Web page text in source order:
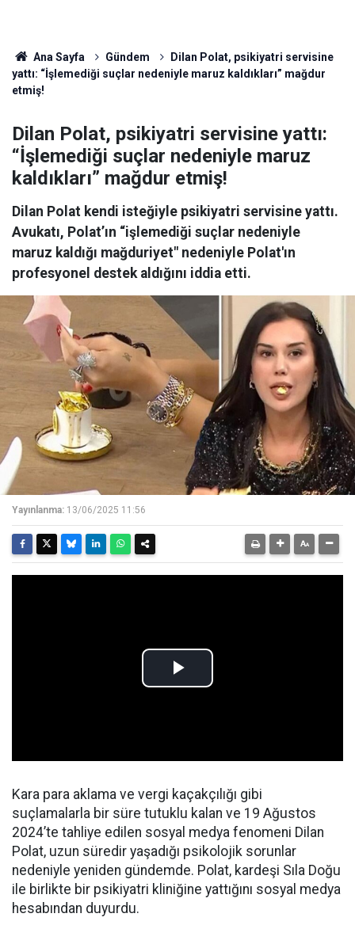
Ana Sayfa Gündem
Dilan Polat, psikiyatri servisine
yattı: “İşlemediği suçlar nedeniyle maruz kaldıkları” mağdur
etmiş!
Dilan Polat, psikiyatri servisine yattı:
“İşlemediği suçlar nedeniyle maruz
kaldıkları” mağdur etmiş!
Dilan Polat kendi isteğiyle psikiyatri servisine yattı.
Avukatı, Polat’ın “işlemediği suçlar nedeniyle
maruz kaldığı mağduriyet" nedeniyle Polat'ın
profesyonel destek aldığını iddia etti.
Yayınlanma: 13/06/2025 11:56
Kara para aklama ve vergi kaçakçılığı gibi
suçlamalarla bir süre tutuklu kalan ve 19 Ağustos
2024’te tahliye edilen sosyal medya fenomeni Dilan
Polat, uzun süredir yaşadığı psikolojik sorunlar
nedeniyle yeniden gündemde. Polat, kardeşi Sıla Doğu
ile birlikte bir psikiyatri kliniğine yattığını sosyal medya
hesabından duyurdu.